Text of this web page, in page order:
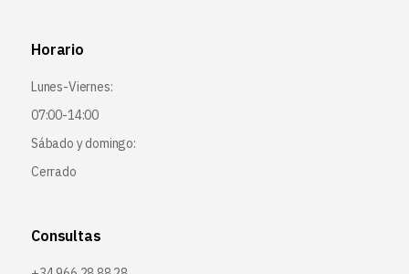
Horario
Lunes-Viernes:
07:00-14:00
Sábado y domingo:
Cerrado
Consultas